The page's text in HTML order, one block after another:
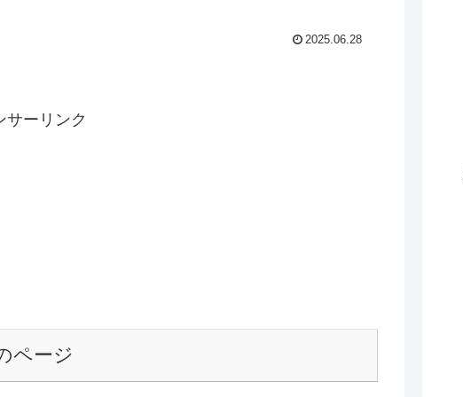
2025.06.28
サーリンク
ページ